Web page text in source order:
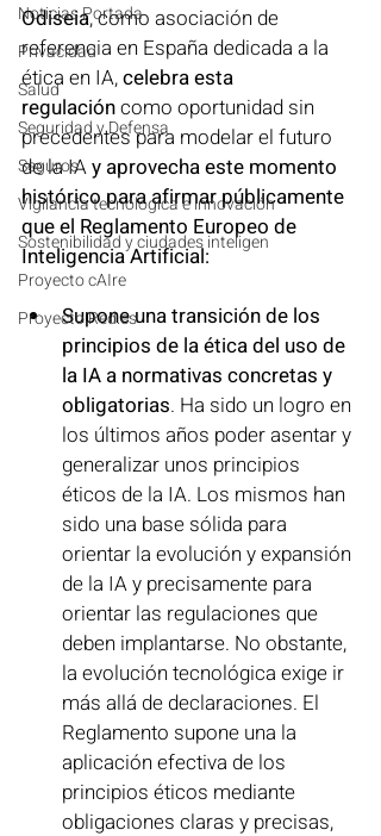
Noticias Portada
Privacidad
Salud
Seguridad y Defensa
Seguros
Vigilancia tecnológica e innovación
Sostenibilidad y ciudades inteligen
Proyecto cAIre
Proyecto Red.es
Odiseia, como asociación de
referencia en España dedicada a la
ética en IA, celebra esta
regulación como oportunidad sin
precedentes para modelar el futuro
de la IA y aprovecha este momento
histórico para afirmar públicamente
que el Reglamento Europeo de
Inteligencia Artificial:
Supone una transición de los
principios de la ética del uso de
la IA a normativas concretas y
obligatorias. Ha sido un logro en
los últimos años poder asentar y
generalizar unos principios
éticos de la IA. Los mismos han
sido una base sólida para
orientar la evolución y expansión
de la IA y precisamente para
orientar las regulaciones que
deben implantarse. No obstante,
la evolución tecnológica exige ir
más allá de declaraciones. El
Reglamento supone una la
aplicación efectiva de los
principios éticos mediante
obligaciones claras y precisas,